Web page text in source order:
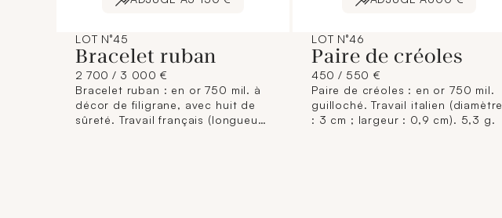
LOT N°45
Bracelet ruban
2 700 / 3 000 €
Bracelet ruban : en or 750 mil. à
décor de filigrane, avec huit de
sûreté. Travail français (longueur :
LOT N°46
Paire de créoles
450 / 550 €
Paire de créoles : en or 750 mil.
guilloché. Travail italien (diamètre
: 3 cm ; largeur : 0,9 cm). 5,3 g.